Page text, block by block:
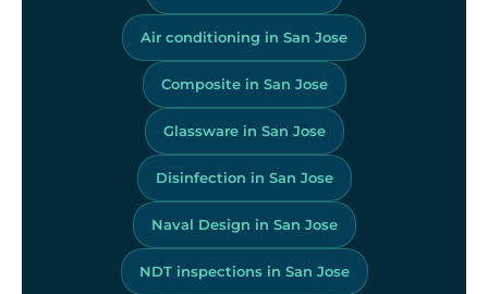
Air conditioning in San Jose
Composite in San Jose
Glassware in San Jose
Disinfection in San Jose
Naval Design in San Jose
NDT inspections in San Jose